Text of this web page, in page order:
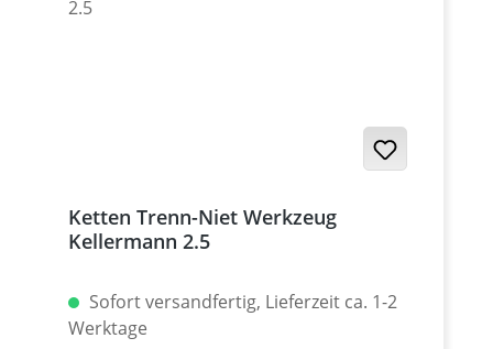
Ketten Trenn-Niet Werkzeug
Kellermann 2.5
Sofort versandfertig, Lieferzeit ca. 1-2
Werktage